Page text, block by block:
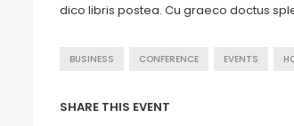
dico libris postea. Cu graeco doctus
BUSINESS CONFERENCE EVENTS
SHARE THIS EVENT